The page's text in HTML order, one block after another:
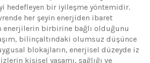
hedefleyen bir iyileşme yöntemidir.
her şeyin enerjiden ibaret
birbirine bağlı olduğunu
bilinçaltındaki olumsuz düşünce
blokajların, enerjisel düzeyde iz
izlerin kişisel yaşamı, sağlığı ve